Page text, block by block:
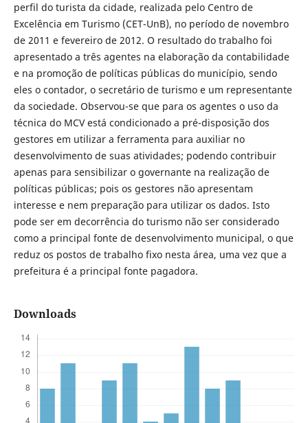
perfil do turista da cidade, realizada pelo Centro de
Excelência em Turismo (CET-UnB), no período de novembro
de 2011 e fevereiro de 2012. O resultado do trabalho foi
apresentado a três agentes na elaboração da contabilidade
e na promoção de políticas públicas do município, sendo
eles o contador, o secretário de turismo e um representante
da sociedade. Observou-se que para os agentes o uso da
técnica do MCV está condicionado a pré-disposição dos
gestores em utilizar a ferramenta para auxiliar no
desenvolvimento de suas atividades; podendo contribuir
apenas para sensibilizar o governante na realização de
políticas públicas; pois os gestores não apresentam
interesse e nem preparação para utilizar os dados. Isto
pode ser em decorrência do turismo não ser considerado
como a principal fonte de desenvolvimento municipal, o que
reduz os postos de trabalho fixo nesta área, uma vez que a
prefeitura é a principal fonte pagadora.
Downloads